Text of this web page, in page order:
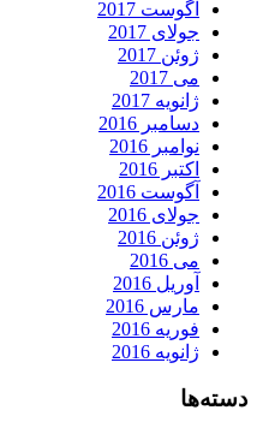
آگوست 2017
جولای 2017
ژوئن 2017
می 2017
ژانویه 2017
دسامبر 2016
نوامبر 2016
اکتبر 2016
آگوست 2016
جولای 2016
ژوئن 2016
می 2016
آوریل 2016
مارس 2016
فوریه 2016
ژانویه 2016
دسته‌ها